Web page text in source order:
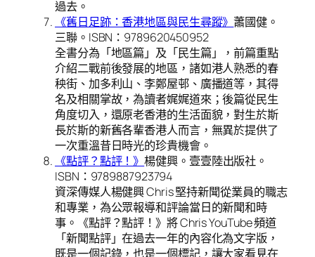
過去。
《舊日足跡：香港地區與民生尋蹤》蕭國健。
三聯。ISBN：9789620450952
全書分為「地區篇」及「民生篇」，前篇重點
介紹二戰前後發展的地區，諸如港人熟悉的春
秧街、加多利山、李鄭屋邨、廣播道等，其得
名及相關掌故，為讀者娓娓道來；後篇從民生
角度切入，還原老香港的生活面貌，對生於斯
長於斯的新舊各輩香港人而言，無異於提供了
一次重溫昔日時光的珍貴機會。
《點評？點評！》楊健興。壹壹陸出版社。
ISBN：9789887923794
資深傳媒人楊健興 Chris 堅持新聞從業員的職志
和專業，為公眾報導和評論當日的新聞和時
事。《點評？點評！》將 Chris YouTube 頻道
「新聞點評」在過去一年的內容化為文字版，
既是一個記錄，也是一個標記，讓大家看見在